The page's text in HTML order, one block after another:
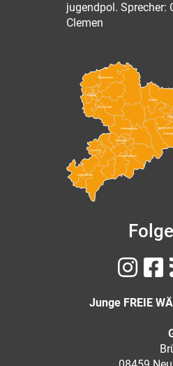
jugendpol. Sprecher:
Clemen
Leipzig
Leipzig Land
Meißen
Erzgebirgskreis
Mittelsachsen
Nordsachsen
Sächsische
Vogtlandkreis
Zwickau
Chemnitz
Junge FREIE